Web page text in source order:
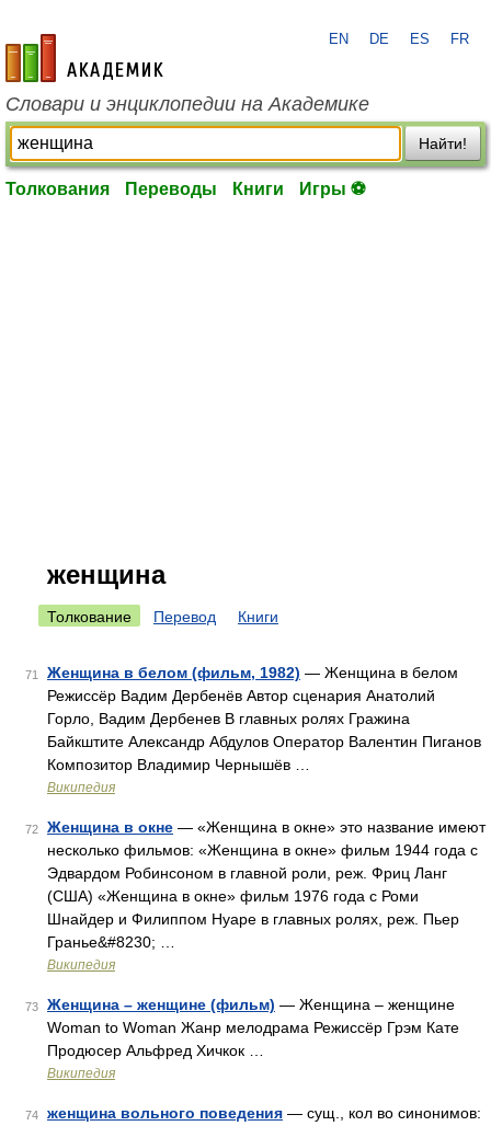
academic.ru
EN DE ES FR
Словари и энциклопедии на Академике
Найти!
Толкования Переводы Книги Игры ⚽
женщина
Толкование Перевод Книги
71 Женщина в белом (фильм, 1982) — Женщина в белом
Режиссёр Вадим Дербенёв Автор сценария Анатолий
Горло, Вадим Дербенев В главных ролях Гражина
Байкштите Александр Абдулов Оператор Валентин Пиганов
Композитор Владимир Чернышёв …
Википедия
72 Женщина в окне — «Женщина в окне» это название имеют
несколько фильмов: «Женщина в окне» фильм 1944 года с
Эдвардом Робинсоном в главной роли, реж. Фриц Ланг
(США) «Женщина в окне» фильм 1976 года с Роми
Шнайдер и Филиппом Нуаре в главных ролях, реж. Пьер
Гранье&#8230; …
Википедия
73 Женщина – женщине (фильм) — Женщина – женщине
Woman to Woman Жанр мелодрама Режиссёр Грэм Кате
Продюсер Альфред Хичкок …
Википедия
74 женщина вольного поведения — сущ., кол во синонимов: